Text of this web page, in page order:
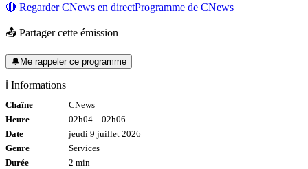
🔴 RegarderCNews en directProgramme de CNews
📤 Partager cette émission
🔔Me rappeler ce programme
ℹ️ Informations
Chaîne
CNews
Heure
02h04 – 02h06
Date
jeudi 9 juillet 2026
Genre
Services
Durée
2 min